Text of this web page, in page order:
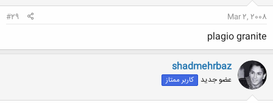
Mar 2, 2008
#29
plagio granite
shadmehrbaz
عضو جدید کاربر ممتاز